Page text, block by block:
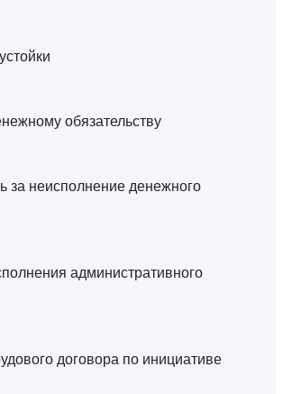
обязательству
за неисполнение денежного
административного
договора по инициативе